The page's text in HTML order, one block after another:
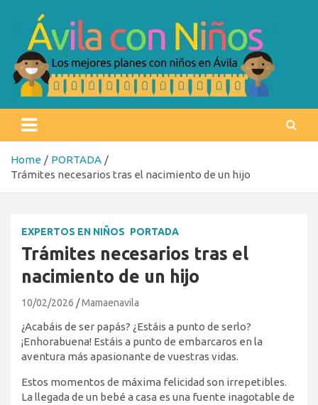
content
Ávila con niños
Home
PORTADA
Trámites necesarios tras el nacimiento de un hijo
EXPERTOS EN NIÑOS PORTADA
Trámites necesarios tras el
nacimiento de un hijo
10/02/2026 Mamaenavila
¿Acabáis de ser papás? ¿Estáis a punto de serlo?
¡Enhorabuena! Estáis a punto de embarcaros en la
aventura más apasionante de vuestras vidas.
Estos momentos de máxima felicidad son irrepetibles.
La llegada de un bebé a casa es una fuente inagotable de